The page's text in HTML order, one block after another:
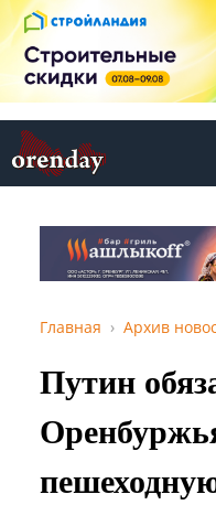
Главная Архив
Путин